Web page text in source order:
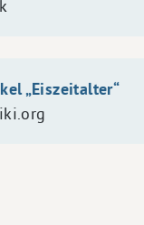
„Eiszeitalter“